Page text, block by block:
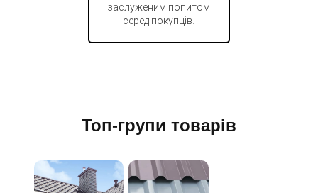
заслуженим попитом
серед покупців.
Топ-групи товарів